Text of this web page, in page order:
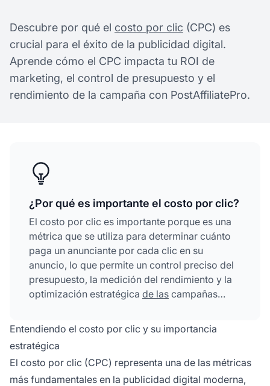
Descubre por qué el costo por clic (CPC) es
crucial para el éxito de la publicidad digital.
Aprende cómo el CPC impacta tu ROI de
marketing, el control de presupuesto y el
rendimiento de la campaña con PostAffiliatePro.
¿Por qué es importante el costo por clic?
El costo por clic es importante porque es una
métrica que se utiliza para determinar cuánto
paga un anunciante por cada clic en su
anuncio, lo que permite un control preciso del
presupuesto, la medición del rendimiento y la
optimización estratégica de las campañas
Entendiendo el costo por clic y su importancia
estratégica
El costo por clic (CPC) representa una de las métricas
más fundamentales en la publicidad digital moderna,